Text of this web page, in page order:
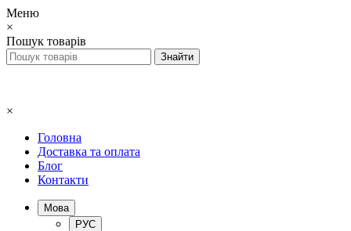
Меню
×
Пошук товарів
×
Головна
Доставка та оплата
Блог
Контакти
Мова
РУС